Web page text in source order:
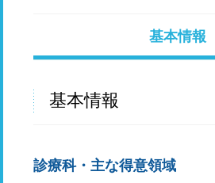
基本情報
基本情報
診療科・主な得意領域